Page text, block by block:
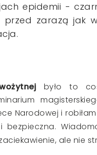
epidemii -
zarazą jak
było to
Narodowej i
ale nie